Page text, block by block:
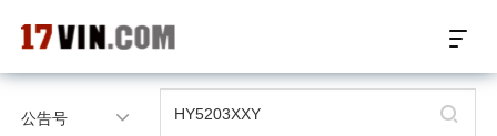
17VIN车架号查询首页
公告号